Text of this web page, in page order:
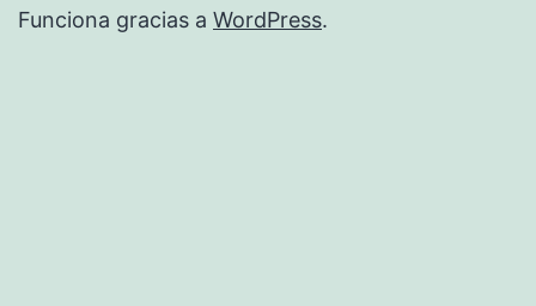
Funciona gracias a WordPress.